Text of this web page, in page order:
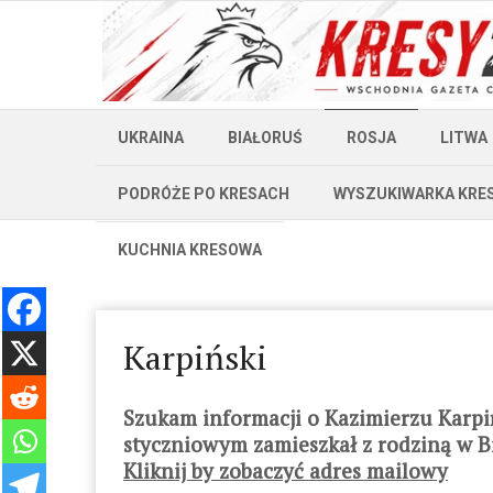
UKRAINA BIAŁORUŚ ROSJA LITWA
PODRÓŻE PO KRESACH WYSZUKIWARKA
KUCHNIA KRESOWA
Karpiński
Szukam informacji o Kazimierzu
styczniowym zamieszkał z rodziną w
Kliknij by zobaczyć adres mailowy